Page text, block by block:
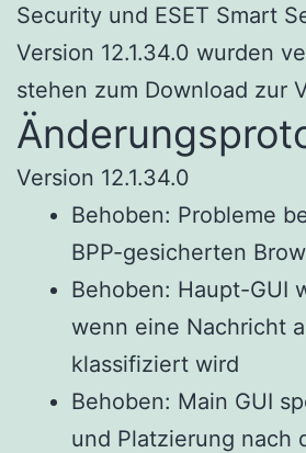
Security und ESET Smart
Version 12.1.34.0 wurden
stehen zum Download zur
Version 12.1.34.0
Behoben: Probleme
BPP-gesicherten
Behoben: Haupt-GUI
wenn eine Nachricht
klassifiziert wird
Behoben: Main GUI
und Platzierung nach